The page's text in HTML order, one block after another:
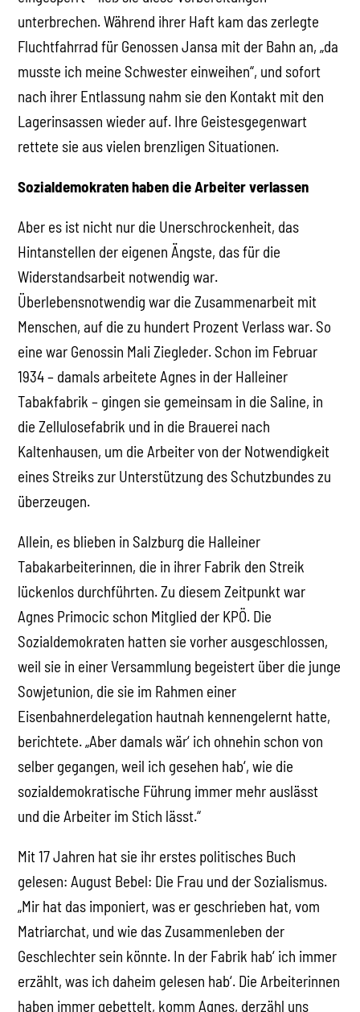
unterbrechen. Während ihrer Haft kam das zerlegte
Fluchtfahrrad für Genossen Jansa mit der Bahn an, „da
musste ich meine Schwester einweihen“, und sofort
nach ihrer Entlassung nahm sie den Kontakt mit den
Lagerinsassen wieder auf. Ihre Geistesgegenwart
rettete sie aus vielen brenzligen Situationen.
Sozialdemokraten haben die Arbeiter verlassen
Aber es ist nicht nur die Unerschrockenheit, das
Hintanstellen der eigenen Ängste, das für die
Widerstandsarbeit notwendig war.
Überlebensnotwendig war die Zusammenarbeit mit
Menschen, auf die zu hundert Prozent Verlass war. So
eine war Genossin Mali Ziegleder. Schon im Februar
1934 – damals arbeitete Agnes in der Halleiner
Tabakfabrik – gingen sie gemeinsam in die Saline, in
die Zellulosefabrik und in die Brauerei nach
Kaltenhausen, um die Arbeiter von der Notwendigkeit
eines Streiks zur Unterstützung des Schutzbundes zu
überzeugen.
Allein, es blieben in Salzburg die Halleiner
Tabakarbeiterinnen, die in ihrer Fabrik den Streik
lückenlos durchführten. Zu diesem Zeitpunkt war
Agnes Primocic schon Mitglied der KPÖ. Die
Sozialdemokraten hatten sie vorher ausgeschlossen,
weil sie in einer Versammlung begeistert über die junge
Sowjetunion, die sie im Rahmen einer
Eisenbahnerdelegation hautnah kennengelernt hatte,
berichtete. „Aber damals wär‘ ich ohnehin schon von
selber gegangen, weil ich gesehen hab‘, wie die
sozialdemokratische Führung immer mehr auslässt
und die Arbeiter im Stich lässt.“
Mit 17 Jahren hat sie ihr erstes politisches Buch
gelesen: August Bebel: Die Frau und der Sozialismus.
„Mir hat das imponiert, was er geschrieben hat, vom
Matriarchat, und wie das Zusammenleben der
Geschlechter sein könnte. In der Fabrik hab‘ ich immer
erzählt, was ich daheim gelesen hab‘. Die Arbeiterinnen
haben immer gebettelt, komm Agnes, derzähl uns